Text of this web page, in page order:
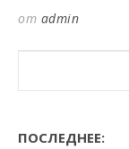
от admin
ПОСЛЕДНЕЕ: